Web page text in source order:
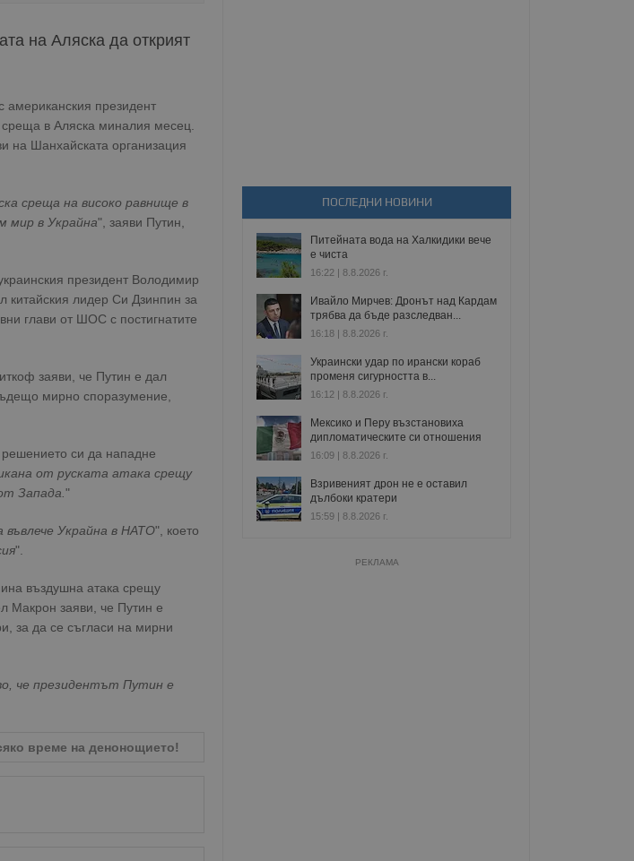
на Аляска да открият
американския президент
в Аляска миналия месец.
на Шанхайската организация
среща на високо равнище в
мир в Украйна", заяви Путин,
президент Володимир
китайския лидер Си Дзинпин за
глави от ШОС с постигнатите
заяви, че Путин е дал
мирно споразумение,
си да нападне
от руската атака срещу
Запада. "
Украйна в НАТО", което
".
въздушна атака срещу
Макрон заяви, че Путин е
за да се съгласи на мирни
че президентът Путин е
време на денонощието!
ПОСЛЕДНИ НОВИНИ
Питейната вода на Халкидики вече
е чиста
16:22 | 8.8.2026 г.
Ивайло Мирчев: Дронът над Кардам
трябва да бъде разследван...
16:18 | 8.8.2026 г.
Украински удар по ирански кораб
променя сигурността в...
16:12 | 8.8.2026 г.
Мексико и Перу възстановиха
дипломатическите си отношения
16:09 | 8.8.2026 г.
Взривеният дрон не е оставил
дълбоки кратери
15:59 | 8.8.2026 г.
РЕКЛАМА